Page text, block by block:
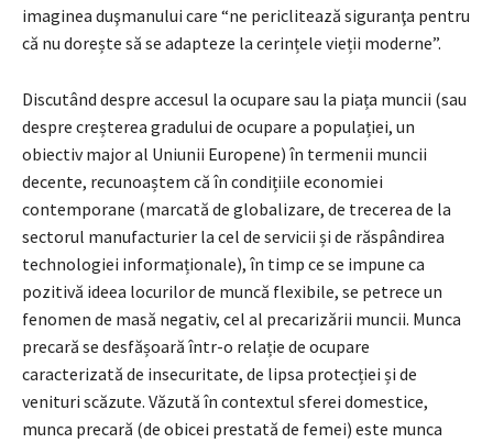
imaginea duşmanului care “ne periclitează siguranţa pentru
că nu dorește să se adapteze la cerințele vieții moderne”.
Discutând despre accesul la ocupare sau la piața muncii (sau
despre creșterea gradului de ocupare a populației, un
obiectiv major al Uniunii Europene) în termenii muncii
decente, recunoaștem că în condițiile economiei
contemporane (marcată de globalizare, de trecerea de la
sectorul manufacturier la cel de servicii și de răspândirea
technologiei informaționale), în timp ce se impune ca
pozitivă ideea locurilor de muncă flexibile, se petrece un
fenomen de masă negativ, cel al precarizării muncii. Munca
precară se desfășoară într-o relație de ocupare
caracterizată de insecuritate, de lipsa protecției și de
venituri scăzute. Văzută în contextul sferei domestice,
munca precară (de obicei prestată de femei) este munca